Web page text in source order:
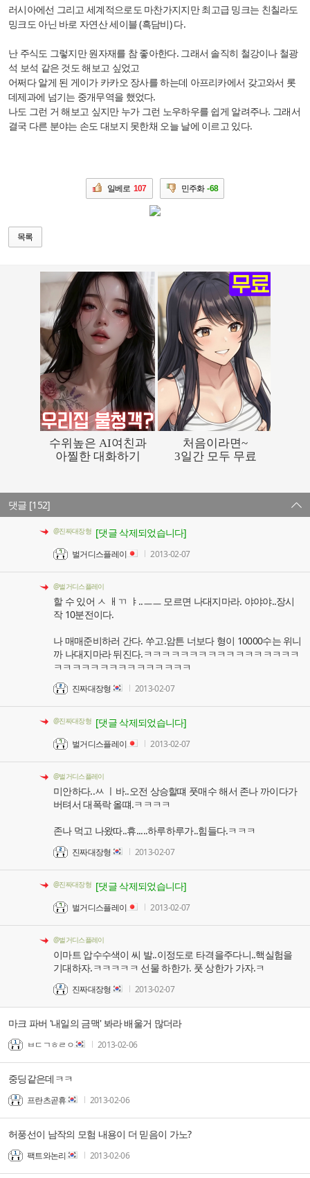
러시아에선 그리고 세계적으로도 마찬가지지만 최고급 밍크는 친칠라도
밍크도 아닌 바로 자연산 세이블 (흑담비) 다.
난 주식도 그렇지만 원자재를 참 좋아한다. 그래서 솔직히 철강이나 철광
석 보석 같은 것도 해보고 싶었고
어쩌다 알게 된 게이가 카카오 장사를 하는데 아프리카에서 갖고와서 롯
데제과에 넘기는 중개무역을 했었다.
나도 그런 거 해보고 싶지만 누가 그런 노우하우를 쉽게 알려주나. 그래서
결국 다른 분야는 손도 대보지 못한채 오늘 날에 이르고 있다.
일베로 107 민주화 -68
목록
댓글 [152]
@진짜대장형 [댓글 삭제되었습니다]
벌거디스플레이 2013-02-07
@벌거디스플레이
할 수 있어 ㅅ ㅐㄲ ㅑ..ㅡㅡ 모르면 나대지마라. 야야야..장시
작 10분전이다.
나 매매준비하러 간다. 쑤고.암튼 너보다 형이 10000수는 위니
까 나대지마라 뒤진다.ㅋㅋㅋㅋㅋㅋㅋㅋㅋㅋㅋㅋㅋㅋㅋㅋㅋ
ㅋㅋㅋㅋㅋㅋㅋㅋㅋㅋㅋㅋㅋㅋㅋ
진짜대장형 2013-02-07
@진짜대장형 [댓글 삭제되었습니다]
벌거디스플레이 2013-02-07
@벌거디스플레이
미안하다..ㅆ ㅣ바..오전 상승할떄 풋매수 해서 존나 까이다가
버텨서 대폭락 올떄.ㅋㅋㅋㅋ
존나 먹고 나왔따..휴.....하루하루가..힘들다.ㅋㅋㅋ
진짜대장형 2013-02-07
@진짜대장형 [댓글 삭제되었습니다]
벌거디스플레이 2013-02-07
@벌거디스플레이
이마트 압수수색이 씨 발..이정도로 타격을주다니..핵실험을
기대하자.ㅋㅋㅋㅋㅋ 선물 하한가. 풋 상한가 가자.ㅋ
진짜대장형 2013-02-07
마크 파버 '내일의 금맥' 봐라 배울거 많더라
ㅂㄷㄱㅎㄹㅇ 2013-02-06
중딩같은데ㅋㅋ
프란츠곧휴 2013-02-06
허풍선이 남작의 모험 내용이 더 믿음이 가노?
팩트와논리 2013-02-06